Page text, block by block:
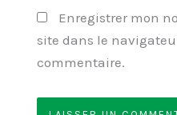
Enregistrer mon
site dans le
commentaire.